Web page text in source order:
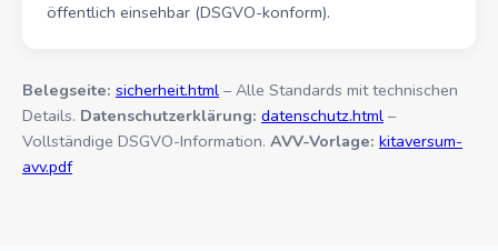
öffentlich einsehbar (DSGVO-konform).
Belegseite: sicherheit.html – Alle Standards mit technischen
Details. Datenschutzerklärung: datenschutz.html –
Vollständige DSGVO-Information. AVV-Vorlage: kitaversum-
avv.pdf